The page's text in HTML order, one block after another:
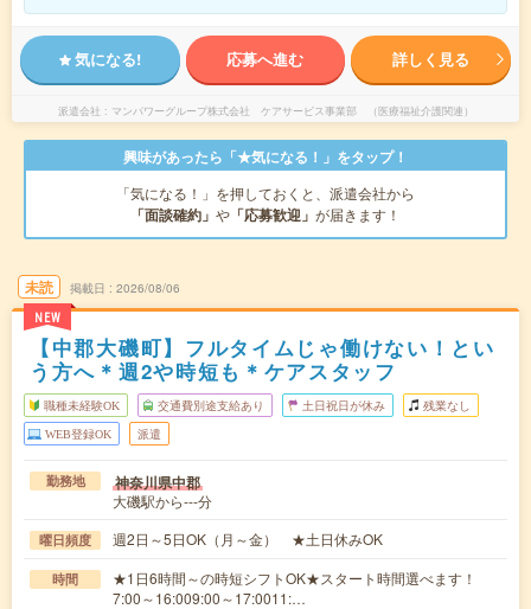
気になる! 応募へ進む 詳しく見る
派遣会社 マンパワーグループ株式会社 ケアサービス事業部 （医療福祉介護関連）
興味があったら「★気になる！」をタップ！
「気になる！」を押しておくと、派遣会社から
「面談確約」 や 「応募歓迎」 が届きます！
未読
NEW
掲載日 2026/08/06
【中郡大磯町】フルタイムじゃ働けない！とい
う方へ＊週2や時短も＊ケアスタッフ
職種未経験OK 交通費別途支給あり 土日祝日が休み 残業なし
WEB登録OK 派遣
勤務地 神奈川県中郡
大磯駅から---分
曜日頻度 週2日～5日OK（月～金） ★土日休みOK
時間
★1日6時間～の時短シフトOK★スタート時間選べます！
7:00～16:009:00～17:0011:…